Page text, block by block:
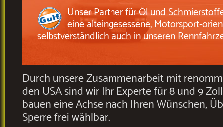
Unser Partner für Öl und
eine alteingesessene, Motorsport-
selbstverständlich auch in unseren
Durch unsere Zusammenarbeit mit
den USA sind wir Ihr Experte für 8 und 9
bauen eine Achse nach Ihren Wünschen,
Sperre frei wählbar.